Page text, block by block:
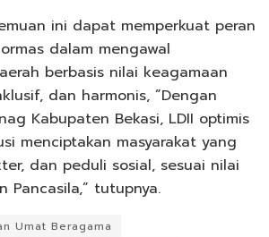
ini dapat memperkuat peran
dalam mengawal
berbasis nilai keagamaan
dan harmonis, ”Dengan
Kabupaten Bekasi, LDII optimis
menciptakan masyarakat yang
dan peduli sosial, sesuai nilai
Pancasila,” tutupnya.
Umat Beragama